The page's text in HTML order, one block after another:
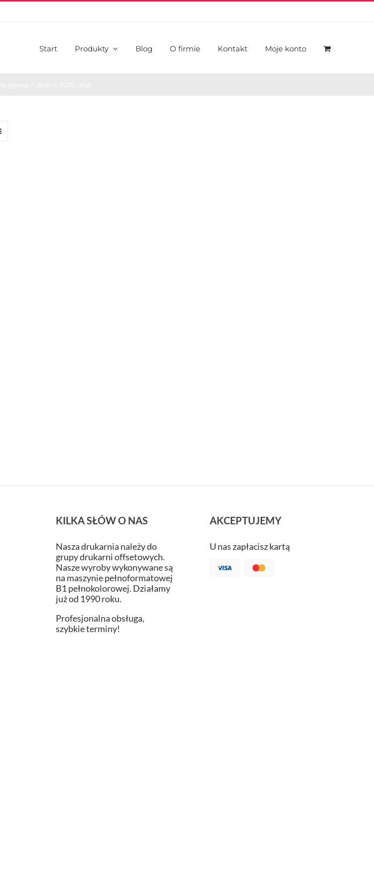
Start Produkty Blog O firmie Kontakt Moje konto
KILKA SŁÓW O NAS
Nasza drukarnia należy do
grupy drukarni offsetowych.
Nasze wyroby wykonywane są
na maszynie pełnoformatowej
B1 pełnokolorowej. Działamy
już od 1990 roku.
Profesjonalna obsługa,
szybkie terminy!
AKCEPTUJEMY
U nas zapłacisz kartą